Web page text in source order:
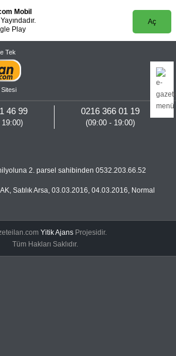
Mobil
Play
Aç
Tek
0216 366 01 19
(09:00 - 19:00)
46 99
2. parsel sahibinden 0532.203.66.52
, Satılık Arsa, 03.03.2016, 04.03.2016, Normal
Yitik Ajans Projesidir.
Tüm Hakları Saklıdır.